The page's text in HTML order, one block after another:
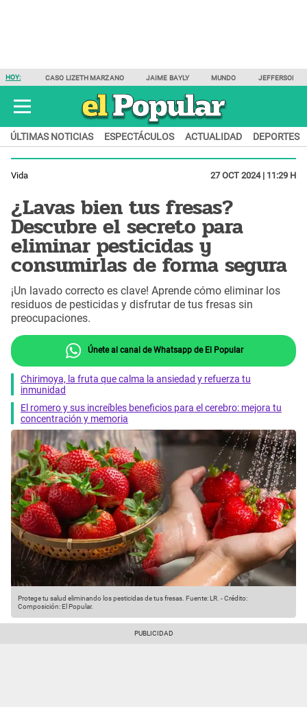
HOY: CASO LIZETH MARZANO JAIME BAYLY MUNDO JEFFERSON
ÚLTIMAS NOTICIAS ESPECTÁCULOS ACTUALIDAD DEPORTES
Vida 27 OCT 2024 | 11:29 H
¿Lavas bien tus fresas?
Descubre el secreto para
eliminar pesticidas y
consumirlas de forma segura
¡Un lavado correcto es clave! Aprende cómo eliminar los
residuos de pesticidas y disfrutar de tus fresas sin
preocupaciones.
Únete al canal de Whatsapp de El Popular
Chirimoya, la fruta que calma la ansiedad y refuerza tu
inmunidad
El romero y sus increíbles beneficios para el cerebro: mejora tu
concentración y memoria
Protege tu salud eliminando los pesticidas de tus fresas. Fuente: LR. -Crédito:
Composición: El Popular.